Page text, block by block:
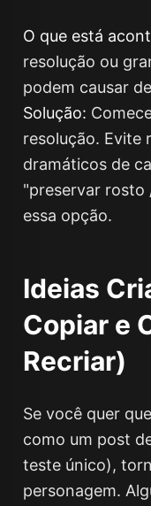
O que está
resolução ou
podem causar
Solução:
resolução. Evite
dramáticos de
"preservar rosto
essa opção.
Ideias
Copiar e
Recriar)
Se você quer
como um post
teste único),
personagem.